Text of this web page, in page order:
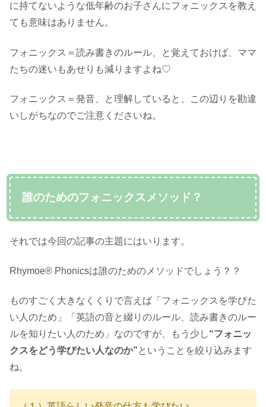
に持てないような低年齢のお子さんにフォニックスを教え
ても意味はありません。
フォニックス＝読み書きのルール、と覚えておけば、ママ
たちの迷いもあせりも減りますよね♡
フォニックス＝発音、と理解していると、この辺りを勘違
いしがちなのでご注意くださいね。
誰のためのフォニックスメソッド？
それでは今回の記事の主題にはいります。
Rhymoe® Phonicsは誰のためのメソッドでしょう？？
ものすごく大きなくくりで言えば「フォニックスを学びた
い人のため」「英語の音と綴りのルール、読み書きのルー
ルを知りたい人のため」なのですが、もう少し“フォニッ
クスをどう学びたい人なのか”ということを絞り込みます
ね。